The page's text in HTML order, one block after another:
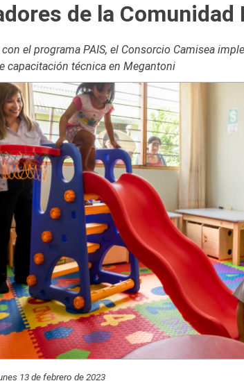
de la Comunidad
el programa PAIS, el Consorcio Camisea
capacitación técnica en Megantoni
13 de febrero de 2023